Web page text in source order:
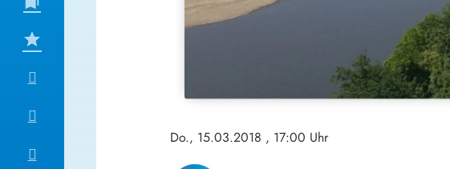
Do., 15.03.2018 , 17:00 Uhr